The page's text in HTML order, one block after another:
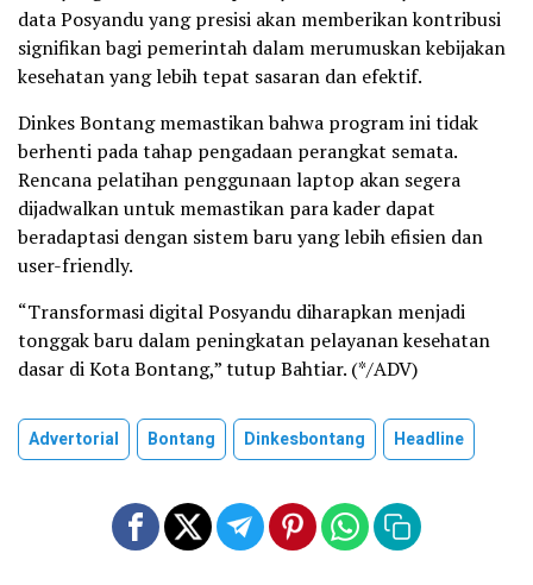
data Posyandu yang presisi akan memberikan kontribusi
signifikan bagi pemerintah dalam merumuskan kebijakan
kesehatan yang lebih tepat sasaran dan efektif.
Dinkes Bontang memastikan bahwa program ini tidak
berhenti pada tahap pengadaan perangkat semata.
Rencana pelatihan penggunaan laptop akan segera
dijadwalkan untuk memastikan para kader dapat
beradaptasi dengan sistem baru yang lebih efisien dan
user-friendly.
“Transformasi digital Posyandu diharapkan menjadi
tonggak baru dalam peningkatan pelayanan kesehatan
dasar di Kota Bontang,” tutup Bahtiar. (*/ADV)
Advertorial Bontang Dinkesbontang Headline